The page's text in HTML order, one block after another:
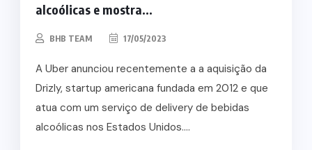
alcoólicas e mostra...
BHB TEAM 17/05/2023
A Uber anunciou recentemente a a aquisição da
Drizly, startup americana fundada em 2012 e que
atua com um serviço de delivery de bebidas
alcoólicas nos Estados Unidos....